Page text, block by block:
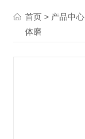
首页 > 产品中心
体磨